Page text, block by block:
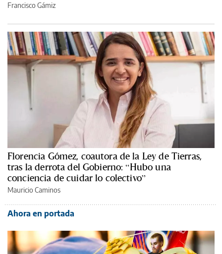
Francisco Gámiz
Florencia Gómez, coautora de la Ley de Tierras,
tras la derrota del Gobierno: “Hubo una
conciencia de cuidar lo colectivo”
Mauricio Caminos
Ahora en portada